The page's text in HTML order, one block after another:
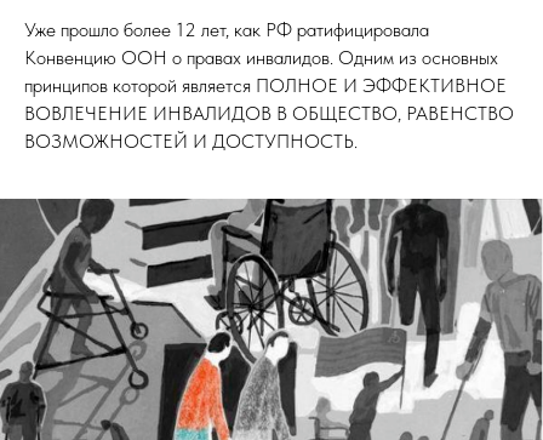
Уже прошло более 12 лет, как РФ ратифицировала
Конвенцию ООН о правах инвалидов. Одним из основных
принципов которой является ПОЛНОЕ И ЭФФЕКТИВНОЕ
ВОВЛЕЧЕНИЕ ИНВАЛИДОВ В ОБЩЕСТВО, РАВЕНСТВО
ВОЗМОЖНОСТЕЙ И ДОСТУПНОСТЬ.